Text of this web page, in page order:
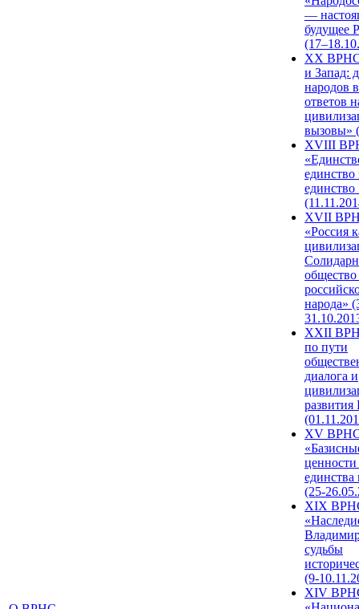
—
будущее
XX ВРНС
и Запад:
народов
ответов
вызовы»
XVIII
единство
единство
XVII
«Россия
народа»
XXII
по пути
диалога и
развития
XV
единства
(25-
XIX
судьбы
(9-
XIV